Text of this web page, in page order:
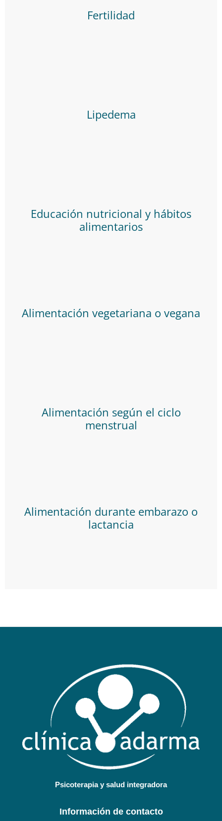
Fertilidad
Lipedema
Educación nutricional y hábitos
alimentarios
Alimentación vegetariana o vegana
Alimentación según el ciclo
menstrual
Alimentación durante embarazo o
lactancia
Psicoterapia y salud integradora
Información de contacto